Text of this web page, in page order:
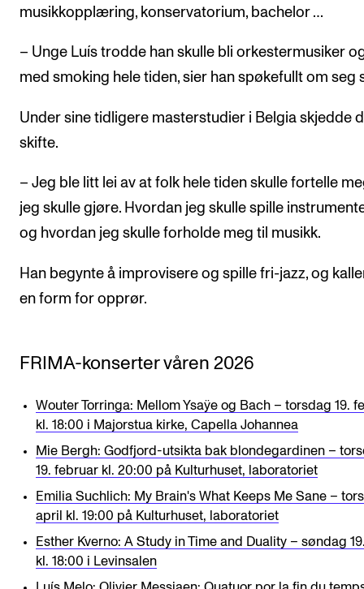
musikkopplæring, konservatorium, bachelor …
– Unge Luís trodde han skulle bli orkestermusiker
med smoking hele tiden, sier han spøkefullt om seg
Under sine tidligere masterstudier i Belgia skjedde
skifte.
– Jeg ble litt lei av at folk hele tiden skulle fortelle
jeg skulle gjøre. Hvordan jeg skulle spille
og hvordan jeg skulle forholde meg til musikk.
Han begynte å improvisere og spille fri-jazz, og
en form for opprør.
FRIMA-konserter våren 2026
Wouter Torringa: Mellom Ysaÿe og Bach – torsdag 19.
kl. 18:00 i Majorstua kirke, Capella Johannea
Mie Bergh: Godfjord-utsikta bak blondegardinen –
19. februar kl. 20:00 på Kulturhuset, laboratoriet
Emilia Suchlich: My Brain's What Keeps Me Sane –
april kl. 19:00 på Kulturhuset, laboratoriet
Esther Kverno: A Study in Time and Duality – søndag
kl. 18:00 i Levinsalen